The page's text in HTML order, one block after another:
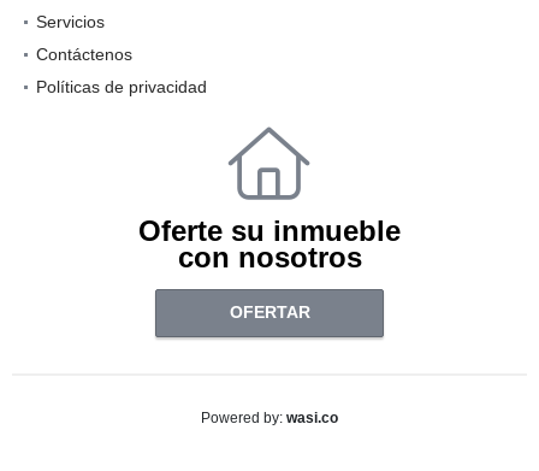
Servicios
Contáctenos
Políticas de privacidad
Oferte su inmueble
con nosotros
OFERTAR
Powered by: wasi.co